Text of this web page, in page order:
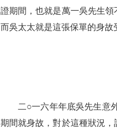
證期間，也就是萬一吳先生
而吳太太就是這張保單的身故
二○一六年年底吳先生意
期間就身故，對於這種狀況